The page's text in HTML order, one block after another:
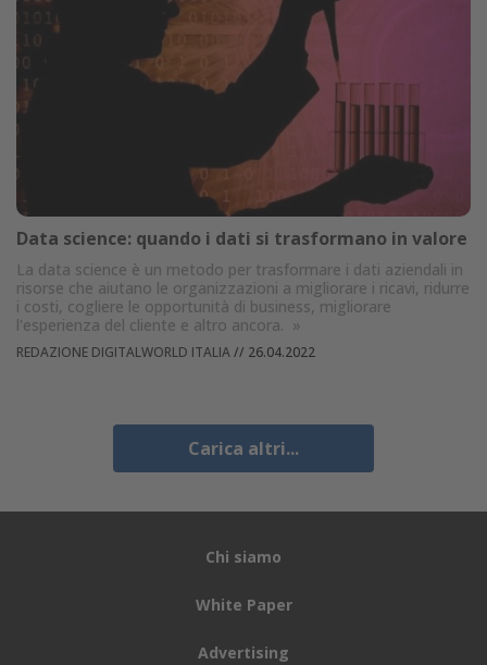
Data science: quando i dati si trasformano in valore
La data science è un metodo per trasformare i dati aziendali in
risorse che aiutano le organizzazioni a migliorare i ricavi, ridurre
i costi, cogliere le opportunità di business, migliorare
l'esperienza del cliente e altro ancora. »
REDAZIONE DIGITALWORLD ITALIA// 26.04.2022
Carica altri...
Chi siamo
White Paper
Advertising